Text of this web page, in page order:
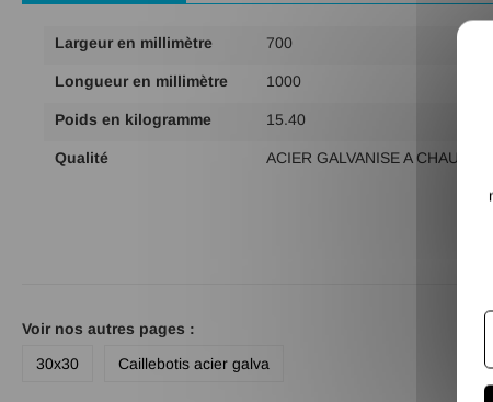
d’images
Plus
Largeur en millimètre 700
Longueur en millimètre 1000
Poids en kilogramme 15.40
Qualité ACIER GALVANISE A CHAUD
Voir nos autres pages :
30x30
Caillebotis acier galva